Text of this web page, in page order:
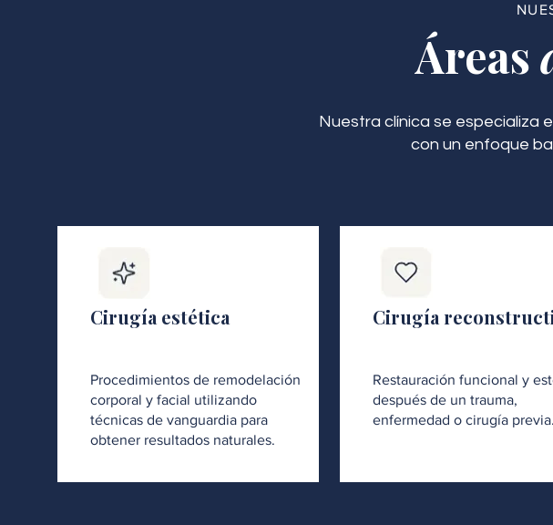
Áreas
Nuestra clínica se especializa
con un enfoque
Cirugía estética
Procedimientos de remodelación
corporal y facial utilizando
técnicas de vanguardia para
obtener resultados naturales.
Cirugía
Restauración funcional y
después de un trauma,
enfermedad o cirugía previa.